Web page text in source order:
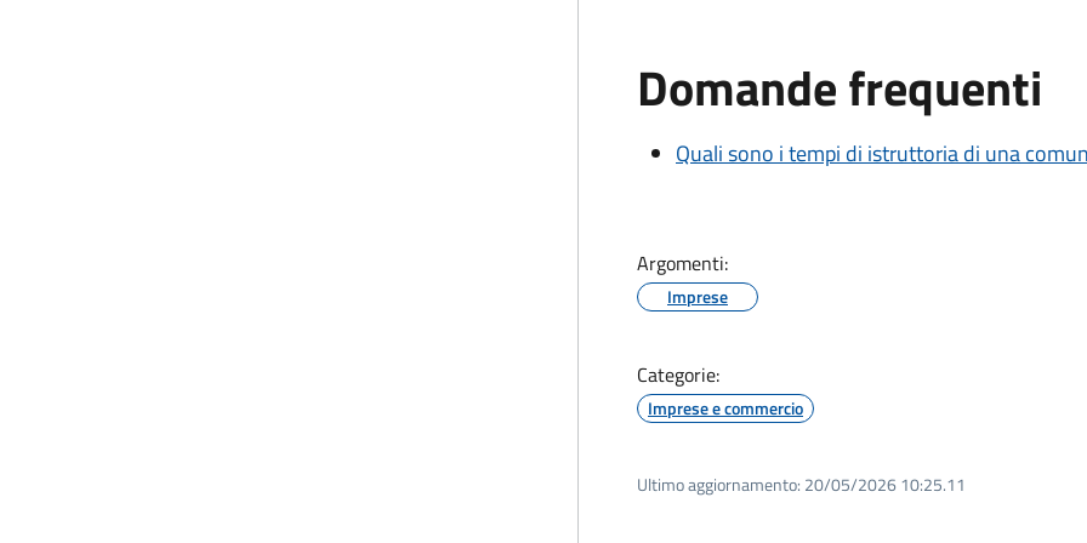
Domande frequenti
Quali sono i tempi di istruttoria di una
Argomenti:
Imprese
Categorie:
Imprese e commercio
Ultimo aggiornamento: 20/05/2026 10:25.11